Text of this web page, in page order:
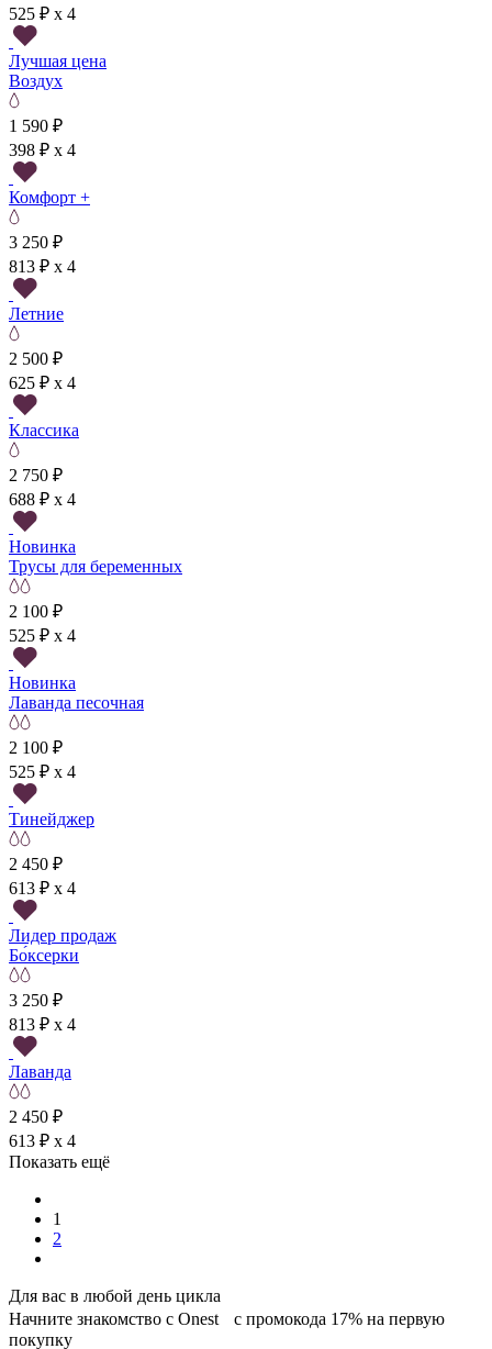
525 ₽ x 4
Лучшая цена
Воздух
1 590 ₽
398 ₽ x 4
Комфорт +
3 250 ₽
813 ₽ x 4
Летние
2 500 ₽
625 ₽ x 4
Классика
2 750 ₽
688 ₽ x 4
Новинка
Трусы для беременных
2 100 ₽
525 ₽ x 4
Новинка
Лаванда песочная
2 100 ₽
525 ₽ x 4
Тинейджер
2 450 ₽
613 ₽ x 4
Лидер продаж
Бо́ксерки
3 250 ₽
813 ₽ x 4
Лаванда
2 450 ₽
613 ₽ x 4
Показать ещё
1
2
Для вас в любой день цикла
Начните знакомство с Onest с промокода 17% на первую
покупку